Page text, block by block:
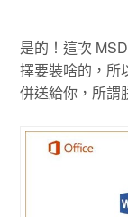
是的！這次
擇要裝啥的，所
併送給你，所謂